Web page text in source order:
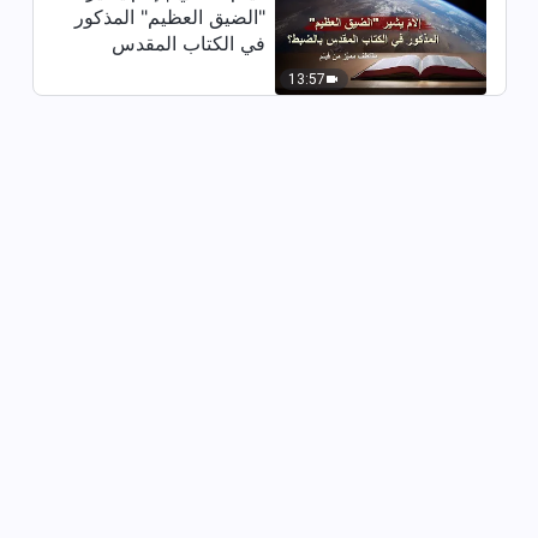
51:00
كلمة الله – مسؤوليات القادة
والعاملين (15) (القسم الرابع)
13:57
"الضيق العظيم" المذكور
في الكتاب المقدس
من فيلم)